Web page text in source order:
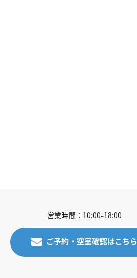
営業時間：10:00-18:00
ご予約・空室確認はこちら